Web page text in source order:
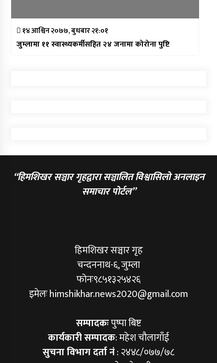
१४ आश्विन २०७७, बुधबार २१:०१
जुम्लामा ११ स्वास्थ्यकर्मीसहित २४ जनामा कोरोना पुष्टि
“हिमशिखर सञ्चार गृहद्वारा सञ्चालित विश्वासिलो अनलाइन
समाचार पोर्टल”
हिमशिखर सञ्चार गृह
चन्दननाथ-६, जुम्ला
फोनः९८५१३२५४२६
इमेलः himshikhar.news2020@gmail.com
सम्पादकःपुष्पा बिष्ट
कार्यकारी सम्पादक: महेश चौलागाँई
सुचना विभाग दर्ता नं: २४४८/०७७/७८